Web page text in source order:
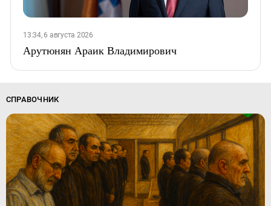
13:34, 6 августа 2026
Арутюнян Араик Владимирович
СПРАВОЧНИК